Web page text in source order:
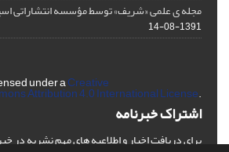
مجله ی علمی «شریف» توسط مؤسسه انتشاراتی
1391-08-14
under aCreative
Attribution 4.0 International License.
اشتراک خبرنامه
برای دریافت اخبار و اطلاعیه های مهم نشریه در